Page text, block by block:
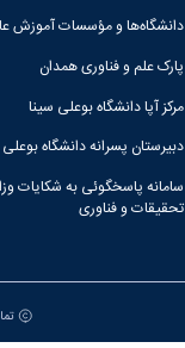
دانشگاه‌ها و مؤسسات آموزش
پارک علم و فناوری همدان
مرکز آپا دانشگاه بوعلی سینا
دبیرستان پسرانه دانشگاه
سامانه پاسخگوئی به شکایات
تحقیقات و فناوری